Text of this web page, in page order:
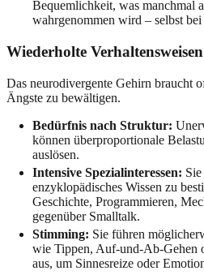
Bequemlichkeit, was manchmal
wahrgenommen wird – selbst
Wiederholte
Das neurodivergente Gehirn braucht
Ängste zu bewältigen.
Bedürfnis nach Struktur:
können überproportionale
auslösen.
Intensive Spezialinteressen:
enzyklopädisches Wissen zu
Geschichte, Programmieren,
gegenüber Smalltalk.
Stimming: Sie führen
wie Tippen, Auf-und-Ab-Gehen
aus, um Sinnesreize oder